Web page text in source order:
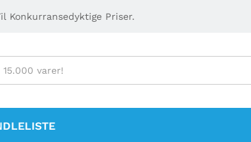
Konkurransedyktige Priser.